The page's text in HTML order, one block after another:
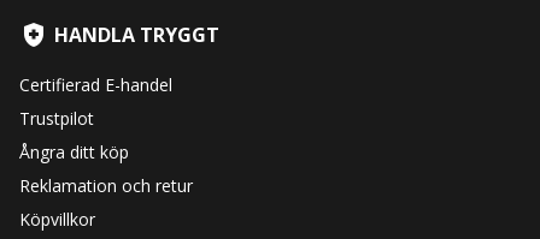
HANDLA TRYGGT
Certifierad E-handel
Trustpilot
Ångra ditt köp
Reklamation och retur
Köpvillkor